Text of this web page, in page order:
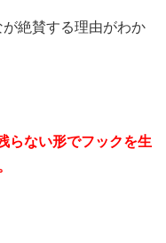
絶賛する理由がわか
らない形でフックを生